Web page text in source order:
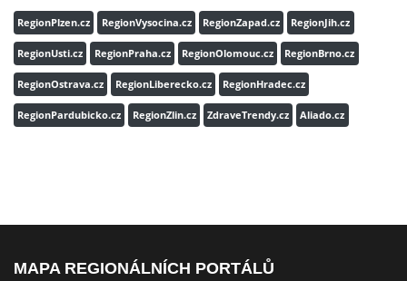
RegionPlzen.cz RegionVysocina.cz RegionZapad.cz RegionJih.cz
RegionUsti.cz RegionPraha.cz RegionOlomouc.cz RegionBrno.cz
RegionOstrava.cz RegionLiberecko.cz RegionHradec.cz
RegionPardubicko.cz RegionZlin.cz ZdraveTrendy.cz Aliado.cz
MAPA REGIONÁLNÍCH PORTÁLŮ